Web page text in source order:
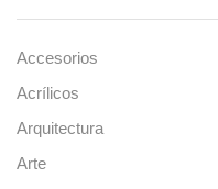
Accesorios
Acrílicos
Arquitectura
Arte